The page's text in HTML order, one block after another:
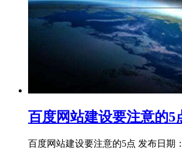
百度网站建设要注意的5
百度网站建设要注意的5点 发布日期